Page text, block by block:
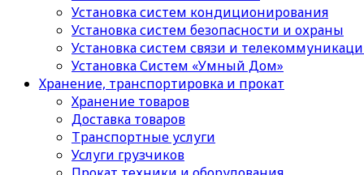
Установка систем кондиционирования
Установка систем безопасности и охраны
Установка систем связи и
Установка Систем «Умный Дом»
Хранение, транспортировка и прокат
Хранение товаров
Доставка товаров
Транспортные услуги
Услуги грузчиков